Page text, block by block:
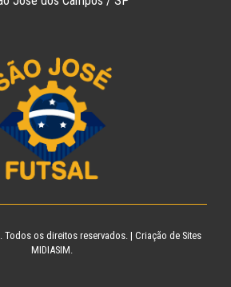
. Todos os direitos reservados. | Criação de Sites
MIDIASIM.